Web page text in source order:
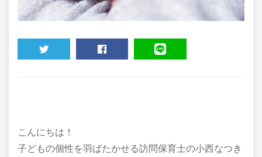
こんにちは！
子どもの個性を羽ばたかせる訪問保育士の小西なつき